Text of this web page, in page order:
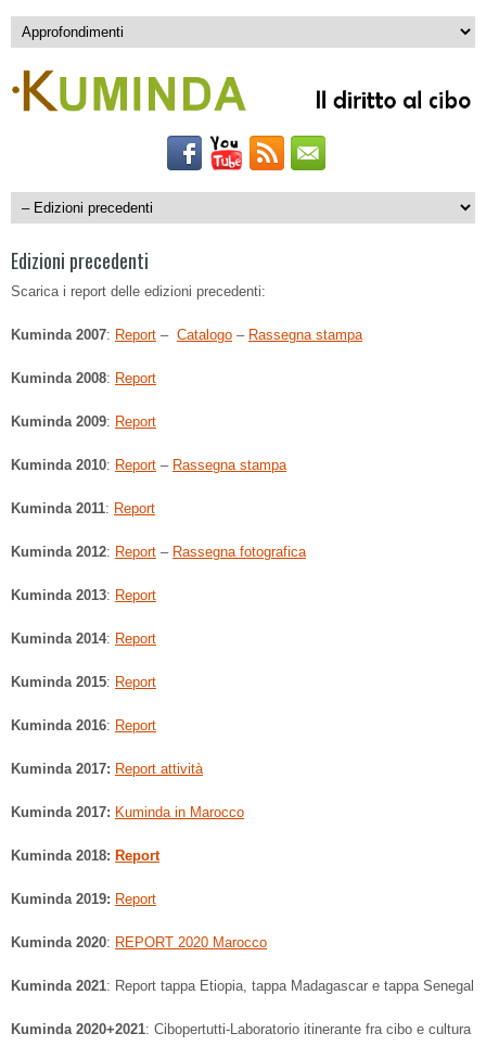
Edizioni precedenti
Scarica i report delle edizioni precedenti:
Kuminda 2007: Report – Catalogo – Rassegna stampa
Kuminda 2008: Report
Kuminda 2009: Report
Kuminda 2010: Report – Rassegna stampa
Kuminda 2011: Report
Kuminda 2012: Report – Rassegna fotografica
Kuminda 2013: Report
Kuminda 2014: Report
Kuminda 2015: Report
Kuminda 2016: Report
Kuminda 2017: Report attività
Kuminda 2017: Kuminda in Marocco
Kuminda 2018: Report
Kuminda 2019: Report
Kuminda 2020: REPORT 2020 Marocco
Kuminda 2021: Report tappa Etiopia, tappa Madagascar e tappa Senegal
Kuminda 2020+2021: Cibopertutti-Laboratorio itinerante fra cibo e cultura